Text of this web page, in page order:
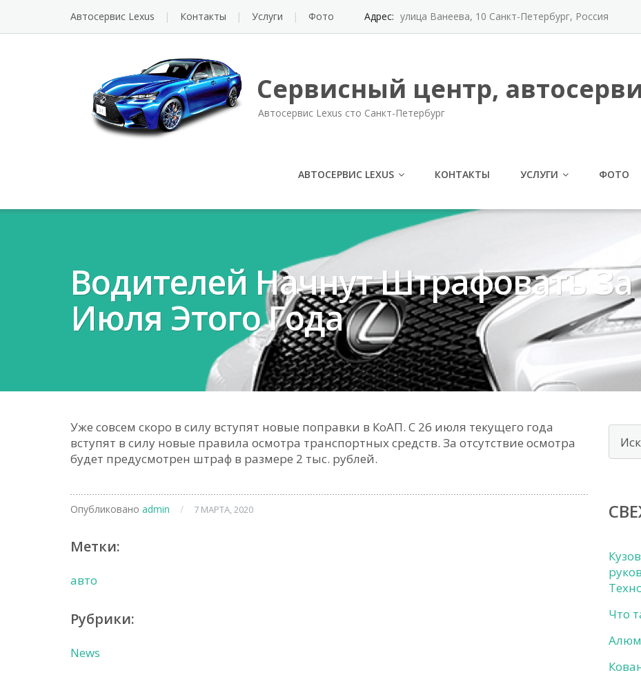
Автосервис Lexus Контакты Услуги Фото Адрес: улица Ванеева, 10 Санкт-Петербург, Россия
Сервисный центр,
Автосервис Lexus сто Санкт-Петербург
АВТОСЕРВИС LEXUS КОНТАКТЫ УСЛУГИ ФОТО
Водителей Начнут Штрафовать За
Июля Этого Года
Уже совсем скоро в силу вступят новые поправки в КоАП. С 26 июля текущего года
вступят в силу новые правила осмотра транспортных средств. За отсутствие осмотра
будет предусмотрен штраф в размере 2 тыс. рублей.
Опубликовано admin / 7 МАРТА, 2020
Метки:
авто
Рубрики:
News
Что